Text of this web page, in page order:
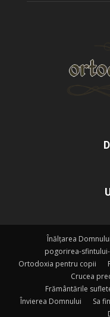
Înălțarea Domnului
pogorirea-
Ortodoxia pentru copii
Crucea
Frământările
Învierea Domnului
Sa